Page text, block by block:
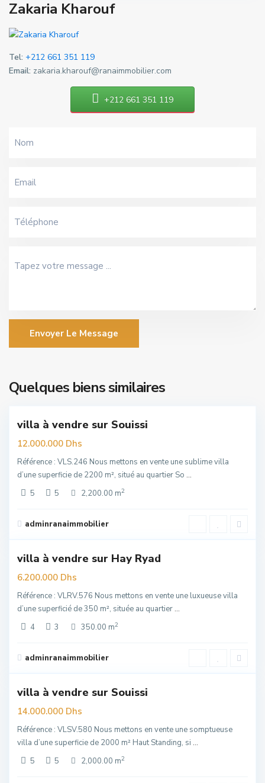
Zakaria Kharouf
Tel: +212 661 351 119
Email: zakaria.kharouf@ranaimmobilier.com
+212 661 351 119
Envoyer Le Message
Quelques biens similaires
Souissi
Rabat
villa à vendre sur Souissi
12.000.000 Dhs
Référence : VLS.246 Nous mettons en vente une sublime villa
d’une superficie de 2200 m², situé au quartier So ...
5
5 2,200.00 m2
adminranaimmobilier
Rabat
villa à vendre sur Hay Ryad
6.200.000 Dhs
Référence : VLRV.576 Nous mettons en vente une luxueuse villa
d’une superficié de 350 m², située au quartier...
4
3 350.00 m2
adminranaimmobilier
Rabat
villa à vendre sur Souissi
14.000.000 Dhs
Référence : VLSV.580 Nous mettons en vente une somptueuse
villa d’une superficie de 2000 m² Haut Standing, si ...
5
5 2,000.00 m2